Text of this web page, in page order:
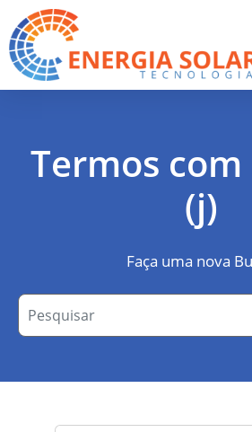
Termos
(j)
Faça uma nova